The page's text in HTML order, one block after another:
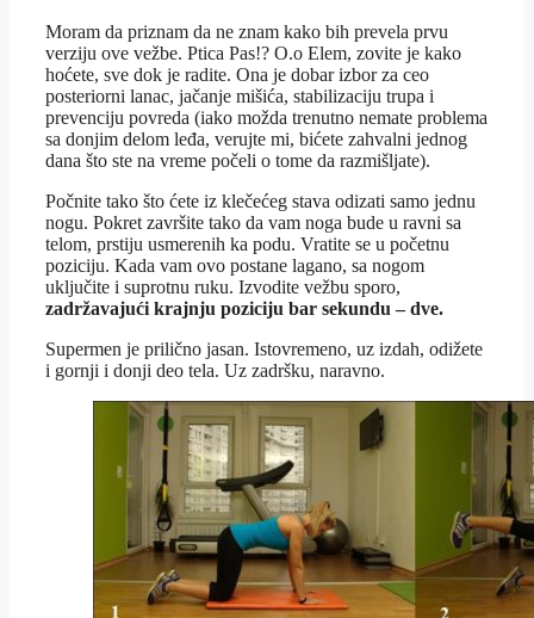
Moram da priznam da ne znam kako bih prevela prvu
verziju ove vežbe. Ptica Pas!? O.o Elem, zovite je kako
hoćete, sve dok je radite. Ona je dobar izbor za ceo
posteriorni lanac, jačanje mišića, stabilizaciju trupa i
prevenciju povreda (iako možda trenutno nemate problema
sa donjim delom leđa, verujte mi, bićete zahvalni jednog
dana što ste na vreme počeli o tome da razmišljate).
Počnite tako što ćete iz klečećeg stava odizati samo jednu
nogu. Pokret završite tako da vam noga bude u ravni sa
telom, prstiju usmerenih ka podu. Vratite se u početnu
poziciju. Kada vam ovo postane lagano, sa nogom
uključite i suprotnu ruku. Izvodite vežbu sporo,
zadržavajući krajnju poziciju bar sekundu – dve.
Supermen je prilično jasan. Istovremeno, uz izdah, odižete
i gornji i donji deo tela. Uz zadršku, naravno.